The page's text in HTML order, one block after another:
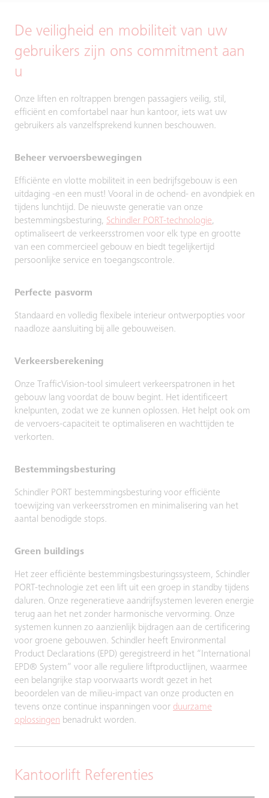
De veiligheid en mobiliteit van uw
gebruikers zijn ons commitment aan
u
Onze liften en roltrappen brengen passagiers veilig, stil,
efficiënt en comfortabel naar hun kantoor, iets wat uw
gebruikers als vanzelfsprekend kunnen beschouwen.
Beheer vervoersbewegingen
Efficiënte en vlotte mobiliteit in een bedrijfsgebouw is een
uitdaging -en een must! Vooral in de ochend- en avondpiek en
tijdens lunchtijd. De nieuwste generatie van onze
bestemmingsbesturing, Schindler PORT-technologie,
optimaliseert de verkeersstromen voor elk type en grootte
van een commercieel gebouw en biedt tegelijkertijd
persoonlijke service en toegangscontrole.
Perfecte pasvorm
Standaard en volledig flexibele interieur ontwerpopties voor
naadloze aansluiting bij alle gebouweisen.
Verkeersberekening
Onze TrafficVision-tool simuleert verkeerspatronen in het
gebouw lang voordat de bouw begint. Het identificeert
knelpunten, zodat we ze kunnen oplossen. Het helpt ook om
de vervoers-capaciteit te optimaliseren en wachttijden te
verkorten.
Bestemmingsbesturing
Schindler PORT bestemmingsbesturing voor efficiënte
toewijzing van verkeersstromen en minimalisering van het
aantal benodigde stops.
Green buildings
Het zeer efficiënte bestemmingsbesturingssysteem, Schindler
PORT-technologie zet een lift uit een groep in standby tijdens
daluren. Onze regeneratieve aandrijfsystemen leveren energie
terug aan het net zonder harmonische vervorming. Onze
systemen kunnen zo aanzienlijk bijdragen aan de certificering
voor groene gebouwen. Schindler heeft Environmental
Product Declarations (EPD) geregistreerd in het “International
EPD® System” voor alle reguliere liftproductlijnen, waarmee
een belangrijke stap voorwaarts wordt gezet in het
beoordelen van de milieu-impact van onze producten en
tevens onze continue inspanningen voor duurzame
oplossingen benadrukt worden.
Kantoorlift Referenties